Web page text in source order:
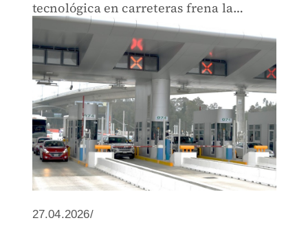
tecnológica en carreteras frena la
adopción de pagos digitales.
27.04.2026/